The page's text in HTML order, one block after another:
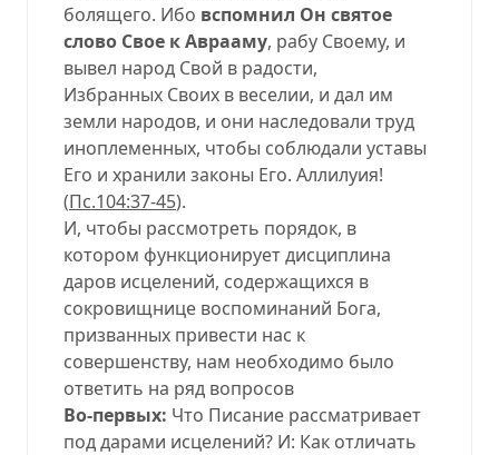
болящего. Ибо вспомнил Он святое
слово Свое к Аврааму, рабу Своему, и
вывел народ Свой в радости,
Избранных Своих в веселии, и дал им
земли народов, и они наследовали труд
иноплеменных, чтобы соблюдали уставы
Его и хранили законы Его. Аллилуия!
(Пс.104:37-45).
И, чтобы рассмотреть порядок, в
котором функционирует дисциплина
даров исцелений, содержащихся в
сокровищнице воспоминаний Бога,
призванных привести нас к
совершенству, нам необходимо было
ответить на ряд вопросов
Во-первых: Что Писание рассматривает
под дарами исцелений? И: Как отличать